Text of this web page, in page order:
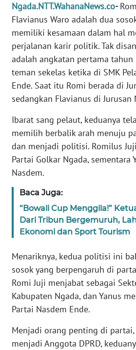
Ngada.NTT.WahanaNews.co-
Flavianus Waro adalah dua
memiliki kesamaan dalam hal
perjalanan karir politik. Tak
adalah angkatan pertama
teman sekelas ketika di SMK
Ende. Saat itu Romi berada di
sedangkan Flavianus di Jurusan
Ibarat sang pelaut, keduanya
memilih berbalik arah menuju
dan menjadi politisi. Romilus
Partai Golkar Ngada, sementara
Nasdem.
Baca Juga:
“Bowali Cup Menggila!”
Dari Tribun Bergemuruh,
Ekonomi dan Sport Tourism
Menariknya, kedua politisi ini
sosok yang berpengaruh di
Romi Juji menjabat sebagai
Kabupaten Ngada, dan Yanus
Partai Nasdem Ende.
Menjadi orang penting di
menjadi Anggota DPRD,
SIBER
REDAKSI
KARIR
DISCLAIMER
News
SUMUT
WN
WN
JABAR
WN
BANTEN
WN
NTT
WN
KEPRI